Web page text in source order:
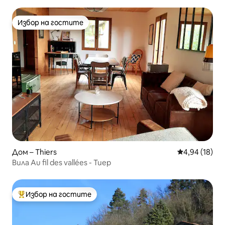
Избор на гостите
Избор на гостите
Дом – Thiers Средна
4,94 (18)
Вила Au fil des vallées - Тиер
Най-популярен избор на гостите
Избор на гостите